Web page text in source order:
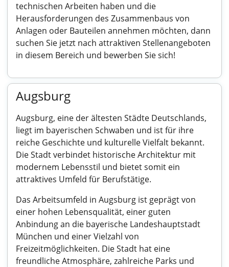
technischen Arbeiten haben und die
Herausforderungen des Zusammenbaus von
Anlagen oder Bauteilen annehmen möchten, dann
suchen Sie jetzt nach attraktiven Stellenangeboten
in diesem Bereich und bewerben Sie sich!
Augsburg
Augsburg, eine der ältesten Städte Deutschlands,
liegt im bayerischen Schwaben und ist für ihre
reiche Geschichte und kulturelle Vielfalt bekannt.
Die Stadt verbindet historische Architektur mit
modernem Lebensstil und bietet somit ein
attraktives Umfeld für Berufstätige.
Das Arbeitsumfeld in Augsburg ist geprägt von
einer hohen Lebensqualität, einer guten
Anbindung an die bayerische Landeshauptstadt
München und einer Vielzahl von
Freizeitmöglichkeiten. Die Stadt hat eine
freundliche Atmosphäre, zahlreiche Parks und